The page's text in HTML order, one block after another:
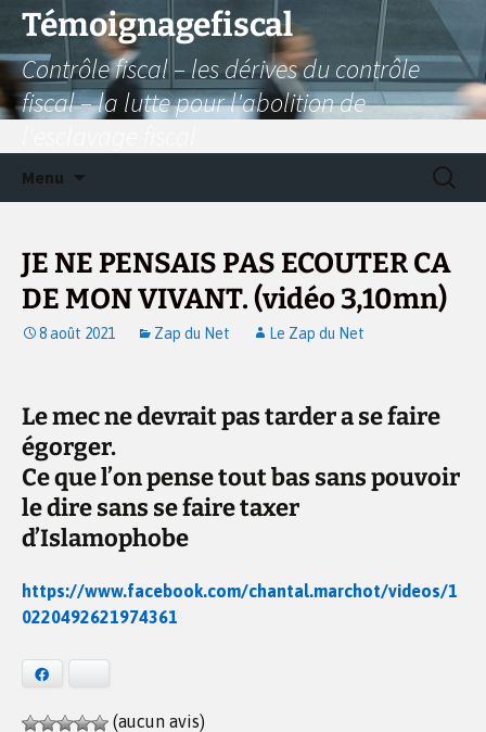
Aller
contenu
Témoignagefiscal
Contrôle fiscal – les dérives du contrôle
fiscal – la lutte pour l'abolition de
Menu
JE NE PENSAIS PAS ECOUTER CA
DE MON VIVANT. (vidéo 3,10mn)
8 août 2021 Zap du Net Le Zap du Net
Le mec ne devrait pas tarder a se faire
égorger.
Ce que l’on pense tout bas sans pouvoir
le dire sans se faire taxer
d’Islamophobe
https://www.facebook.com/chantal.marchot/videos/1
0220492621974361
(aucun avis)